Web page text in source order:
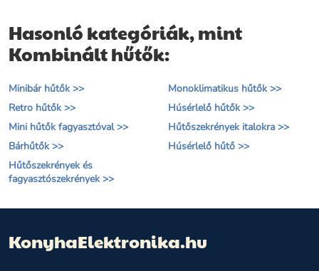
Hasonló kategóriák, mint
Kombinált hűtők:
Minibár hűtők >>
Monoklimatikus hűtők >>
Retro hűtők >>
Húsérlelő hűtők >>
Mini hűtők fagyasztóval >>
Hűtőszekrények italokra >>
Bárhűtők >>
Húsérlelő hűtő >>
Hűtőszekrények és
fagyasztószekrények >>
KonyhaElektronika.hu